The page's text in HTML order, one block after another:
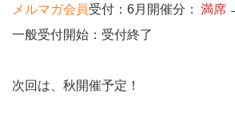
メルマガ会員受付：6月開催分： 満席
一般受付開始：受付終了
次回は、秋開催予定！